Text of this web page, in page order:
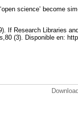
science’ become
If Research Libraries
(3). Disponible en: